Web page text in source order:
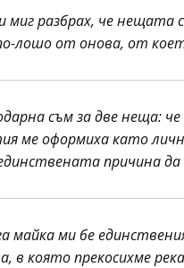
миг разбрах, че нещата
лошо от онова, от
съм за две неща:
ме оформиха като
причина
майка ми бе
в която прекосихме